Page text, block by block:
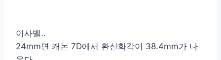
이사벨..
24mm면 캐논 7D에서 환산화각이 38.4mm가 나